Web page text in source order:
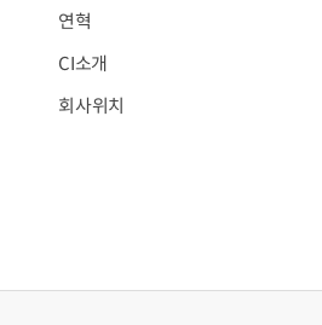
연혁
CI소개
회사위치